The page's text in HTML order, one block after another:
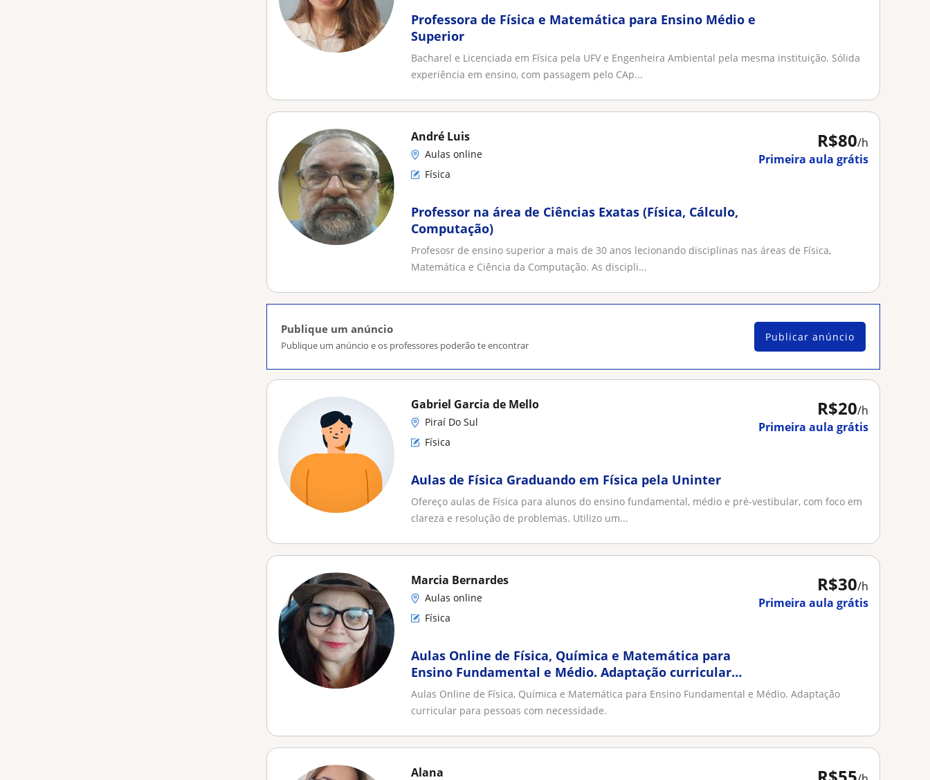
Professora de Física e Matemática para Ensino Médio e
Superior
Bacharel e Licenciada em Física pela UFV e Engenheira Ambiental pela mesma instituição. Sólida
experiência em ensino, com passagem pelo CAp...
R$80/h
Primeira aula grátis
André Luis
Aulas online
Física
Professor na área de Ciências Exatas (Física, Cálculo,
Computação)
Profesosr de ensino superior a mais de 30 anos lecionando disciplinas nas áreas de Física,
Matemática e Ciência da Computação. As discipli...
Publique um anúncio
Publique um anúncio e os professores poderão te encontrar
Publicar anúncio
R$20/h
Primeira aula grátis
Gabriel Garcia de Mello
Piraí Do Sul
Física
Aulas de Física Graduando em Física pela Uninter
Ofereço aulas de Física para alunos do ensino fundamental, médio e pré-vestibular, com foco em
clareza e resolução de problemas. Utilizo um...
R$30/h
Primeira aula grátis
Marcia Bernardes
Aulas online
Física
Aulas Online de Física, Química e Matemática para
Ensino Fundamental e Médio. Adaptação curricular
para pessoas com necessidade
Aulas Online de Física, Química e Matemática para Ensino Fundamental e Médio. Adaptação
curricular para pessoas com necessidade.
Alana